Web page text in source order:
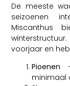
De meeste
seizoenen
Miscanthus
voorjaar en
Pioenen
minimaal